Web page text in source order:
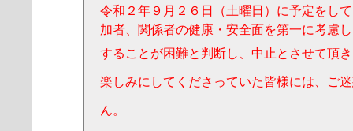
令和２年９月２６日（土曜日）に予定をし
加者、関係者の健康・安全面を第一に考慮
することが困難と判断し、中止とさせて頂
楽しみにしてくださっていた皆様には、ご
ん。